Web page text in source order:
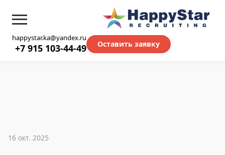
16 окт. 2025
happystar.ka@yandex.ru
+7 915 103-44-49 Оставить заявку